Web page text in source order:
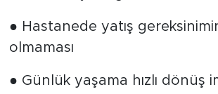
● Hastanede yatış
olmaması
● Günlük yaşama hızlı dönüş